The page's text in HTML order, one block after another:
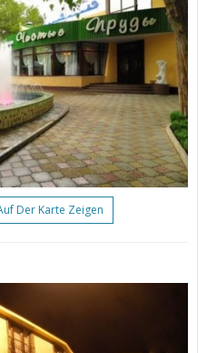
Der Karte Zeigen